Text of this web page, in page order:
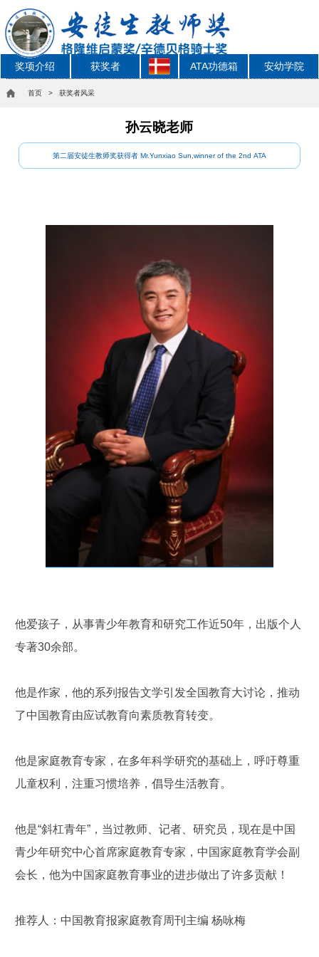
奖项介绍 获奖者 ATA功德箱 安幼学院
首页> 获奖者风采
孙云晓老师
第二届安徒生教师奖获得者 Mr.Yunxiao Sun,winner of the 2nd ATA
他爱孩子，从事青少年教育和研究工作近50年，出版个人
专著30余部。
他是作家，他的系列报告文学引发全国教育大讨论，推动
了中国教育由应试教育向素质教育转变。
他是家庭教育专家，在多年科学研究的基础上，呼吁尊重
儿童权利，注重习惯培养，倡导生活教育。
他是“斜杠青年”，当过教师、记者、研究员，现在是中国
青少年研究中心首席家庭教育专家，中国家庭教育学会副
会长，他为中国家庭教育事业的进步做出了许多贡献！
推荐人：中国教育报家庭教育周刊主编 杨咏梅